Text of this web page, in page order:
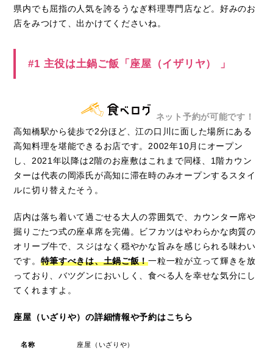
県内でも屈指の人気を誇るうなぎ料理専門店など。好みのお
店をみつけて、出かけてくださいね。
#1 主役は土鍋ご飯「座屋（イザリヤ） 」
ネット予約が可能です！
高知橋駅から徒歩で2分ほど、江の口川に面した場所にある
高知料理を堪能できるお店です。2002年10月にオープン
し、2021年以降は2階のお座敷はこれまで同様、1階カウン
ターは代表の岡添氏が高知に滞在時のみオープンするスタイ
ルに切り替えたそう。
店内は落ち着いて過ごせる大人の雰囲気で、カウンター席や
掘りごたつ式の座卓席を完備。ビフカツはやわらかな肉質の
オリーブ牛で、スジはなく穏やかな旨みを感じられる味わい
です。 特筆すべきは、土鍋ご飯！一粒一粒が立って輝きを放
っており、バツグンにおいしく、食べる人を幸せな気分にし
てくれますよ。
座屋（いざりや）の詳細情報や予約はこちら
名称 座屋（いざりや）